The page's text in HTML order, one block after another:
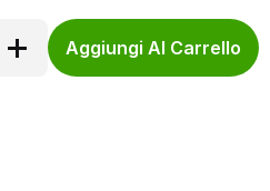
Aggiungi Al Carrello